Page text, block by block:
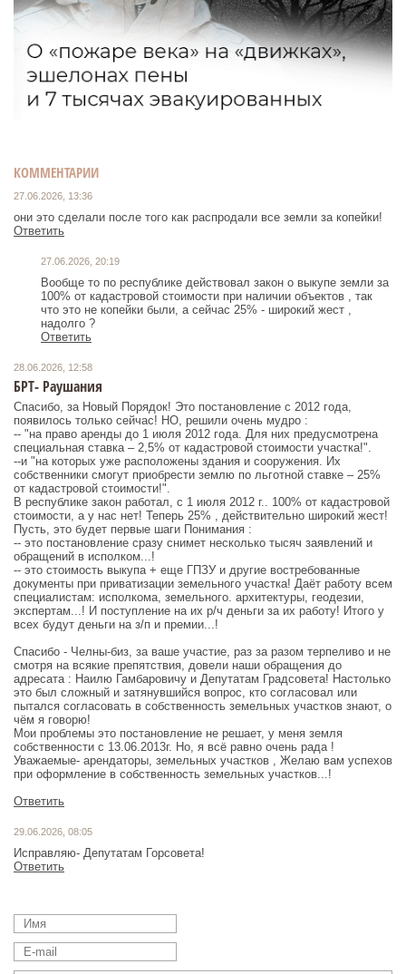
КОММЕНТАРИИ
27.06.2026, 13:36
они это сделали после того как распродали все земли за копейки!
Ответить
27.06.2026, 20:19
Вообще то по республике действовал закон о выкупе земли за
100% от кадастровой стоимости при наличии объектов , так
что это не копейки были, а сейчас 25% - широкий жест ,
надолго ?
Ответить
28.06.2026, 12:58
БРТ- Раушания
Спасибо, за Новый Порядок! Это постановление с 2012 года,
появилось только сейчас! НО, решили очень мудро :
-- "на право аренды до 1 июля 2012 года. Для них предусмотрена
специальная ставка – 2,5% от кадастровой стоимости участка!".
--и "на которых уже расположены здания и сооружения. Их
собственники смогут приобрести землю по льготной ставке – 25%
от кадастровой стоимости!".
В республике закон работал, с 1 июля 2012 г.. 100% от кадастровой
стоимости, а у нас нет! Теперь 25% , действительно широкий жест!
Пусть, это будет первые шаги Понимания :
-- это постановление сразу снимет несколько тысяч заявлений и
обращений в исполком...!
-- это стоимость выкупа + еще ГПЗУ и другие востребованные
документы при приватизации земельного участка! Даёт работу всем
специалистам: исполкома, земельного. архитектуры, геодезии,
экспертам...! И поступление на их р/ч деньги за их работу! Итого у
всех будут деньги на з/п и премии...!
Спасибо - Челны-биз, за ваше участие, раз за разом терпеливо и не
смотря на всякие препятствия, довели наши обращения до
адресата : Наилю Гамбаровичу и Депутатам Градсовета! Настолько
это был сложный и затянувшийся вопрос, кто согласовал или
пытался согласовать в собственность земельных участков знают, о
чём я говорю!
Мои проблемы это постановление не решает, у меня земля
собственности с 13.06.2013г. Но, я всё равно очень рада !
Уважаемые- арендаторы, земельных участков , Желаю вам успехов
при оформление в собственность земельных участков...!
Ответить
29.06.2026, 08:05
Исправляю- Депутатам Горсовета!
Ответить